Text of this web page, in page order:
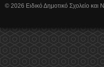
© 2026 Ειδικό Δημοτικό Σχολείο